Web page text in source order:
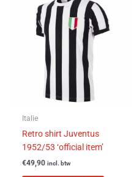
Italie
Retro shirt Juventus
1952/53 ‘official item’
€49,90 incl. btw
product
heeft
meerdere
de